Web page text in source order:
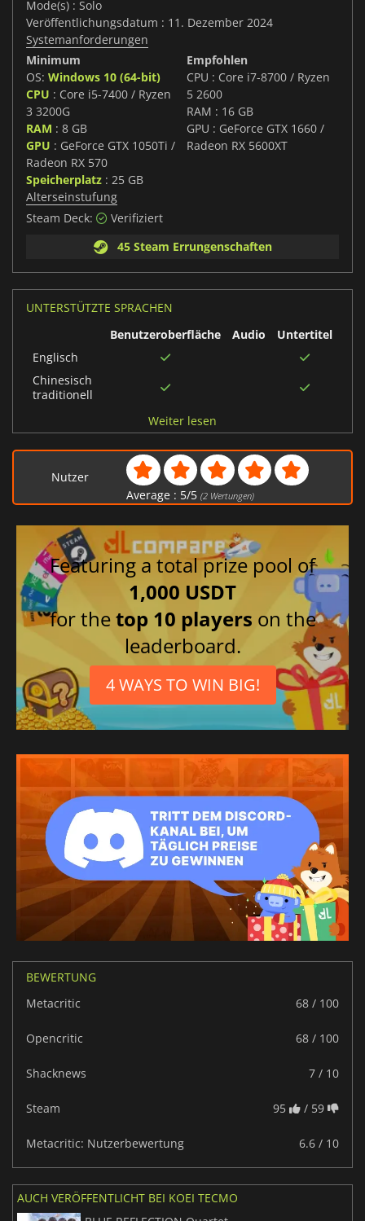
Mode(s) : Solo
Veröffentlichungsdatum : 11. Dezember 2024
Systemanforderungen
Minimum
OS: Windows 10 (64-bit)
CPU : Core i5-7400 / Ryzen
3 3200G
RAM : 8 GB
GPU : GeForce GTX 1050Ti /
Radeon RX 570
Speicherplatz : 25 GB
Empfohlen
CPU : Core i7-8700 / Ryzen
5 2600
RAM : 16 GB
GPU : GeForce GTX 1660 /
Radeon RX 5600XT
Alterseinstufung
Steam Deck:
Verifiziert
45 Steam Errungenschaften
UNTERSTÜTZTE SPRACHEN
Benutzeroberfläche
Audio
Untertitel
Englisch
Chinesisch
traditionell
vereinfacht
Japanisch
Französisch
Weiter lesen
Nutzer
Average : 5/5 (2Wertungen)
Featuring a total prize pool of
1,000 USDT
for thetop 10 players on the
leaderboard.
4 WAYS TO WIN BIG!
BEWERTUNG
Metacritic
68 / 100
Opencritic 68 / 100
Shacknews 7 / 10
Steam 95 / 59
Metacritic: Nutzerbewertung 6.6 / 10
AUCH VERÖFFENTLICHT BEI KOEI TECMO